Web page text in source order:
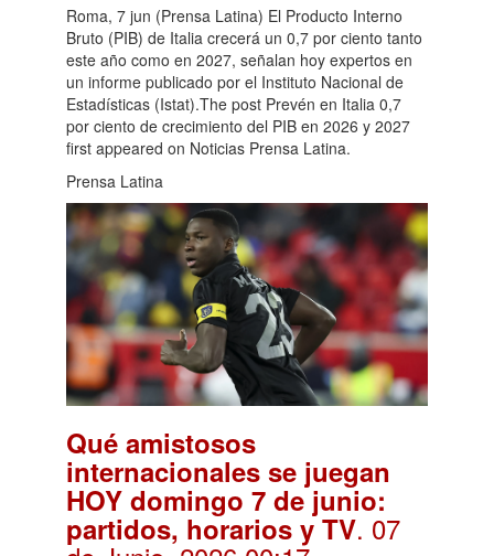
Roma, 7 jun (Prensa Latina) El Producto Interno
Bruto (PIB) de Italia crecerá un 0,7 por ciento tanto
este año como en 2027, señalan hoy expertos en
un informe publicado por el Instituto Nacional de
Estadísticas (Istat).The post Prevén en Italia 0,7
por ciento de crecimiento del PIB en 2026 y 2027
first appeared on Noticias Prensa Latina.
Prensa Latina
Qué amistosos
internacionales se juegan
HOY domingo 7 de junio:
partidos, horarios y TV. 07